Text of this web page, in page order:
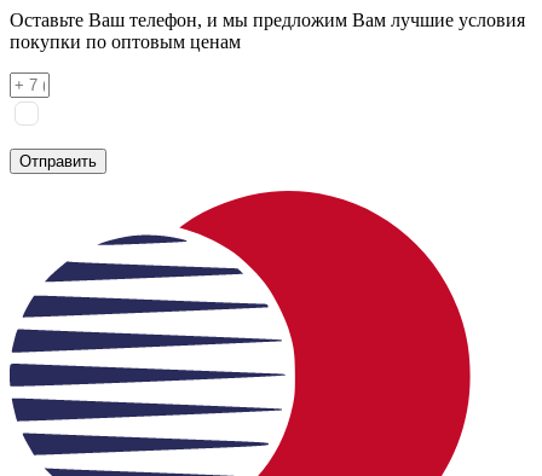
Оставьте Ваш телефон, и мы предложим Вам лучшие условия
покупки по оптовым ценам
Отправить